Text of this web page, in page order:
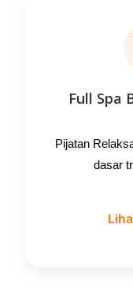
Full Spa
Pijatan
dasar